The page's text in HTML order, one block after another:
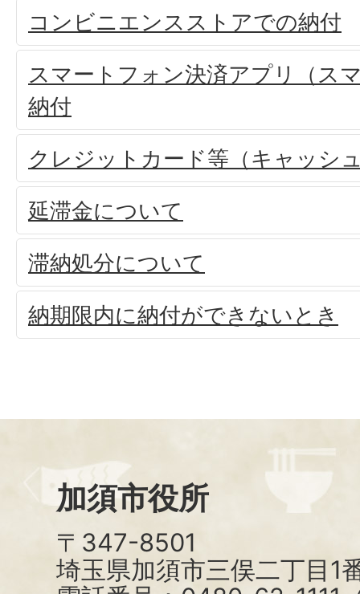
コンビニエンスストアでの納付
スマートフォン決済アプリ（ス
納付
クレジットカード等（キャッシ
延滞金について
滞納処分について
納期限内に納付ができないとき
加須市役所
〒347-8501
埼玉県加須市三俣二丁目1